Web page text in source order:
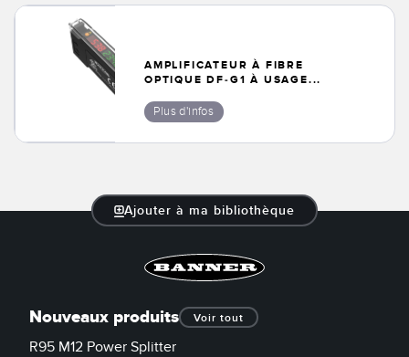
ACCESSORIES
Convertisseurs
Banner Measurement Sensor Software
Logiciels avec interface utilisateur graphique pour capteurs
TECHNOLOGY
Capteurs avec IO-Link
AMPLIFICATEUR À FIBRE
OPTIQUE DF-G1 À USAGE...
Plus d'infos
Ajouter à ma bibliothèque
Nouveaux produits Voir tout
R95 M12 Power Splitter